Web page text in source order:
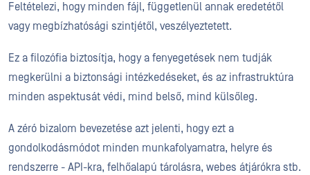
Feltételezi, hogy minden fájl, függetlenül annak eredetétől
vagy megbízhatósági szintjétől, veszélyeztetett.
Ez a filozófia biztosítja, hogy a fenyegetések nem tudják
megkerülni a biztonsági intézkedéseket, és az infrastruktúra
minden aspektusát védi, mind belső, mind külsőleg.
A zéró bizalom bevezetése azt jelenti, hogy ezt a
gondolkodásmódot minden munkafolyamatra, helyre és
rendszerre - API-kra, felhőalapú tárolásra, webes átjárókra stb.